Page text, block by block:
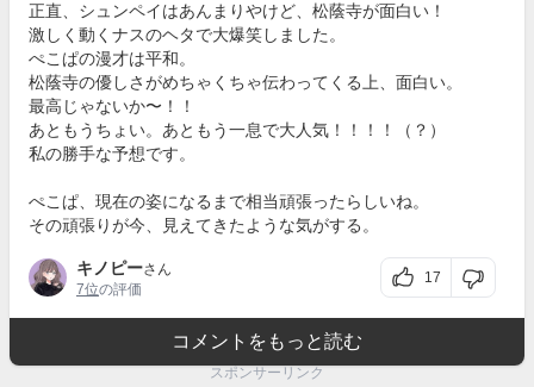
正直、シュンペイはあんまりやけど、松蔭寺が面白い！
激しく動くナスのヘタで大爆笑しました。
ぺこぱの漫才は平和。
松蔭寺の優しさがめちゃくちゃ伝わってくる上、面白い。
最高じゃないか〜！！
あともうちょい。あともう一息で大人気！！！！（？）
私の勝手な予想です。
ぺこぱ、現在の姿になるまで相当頑張ったらしいね。
その頑張りが今、見えてきたような気がする。
キノピーさん
7位の評価
17
コメントをもっと読む
スポンサーリンク